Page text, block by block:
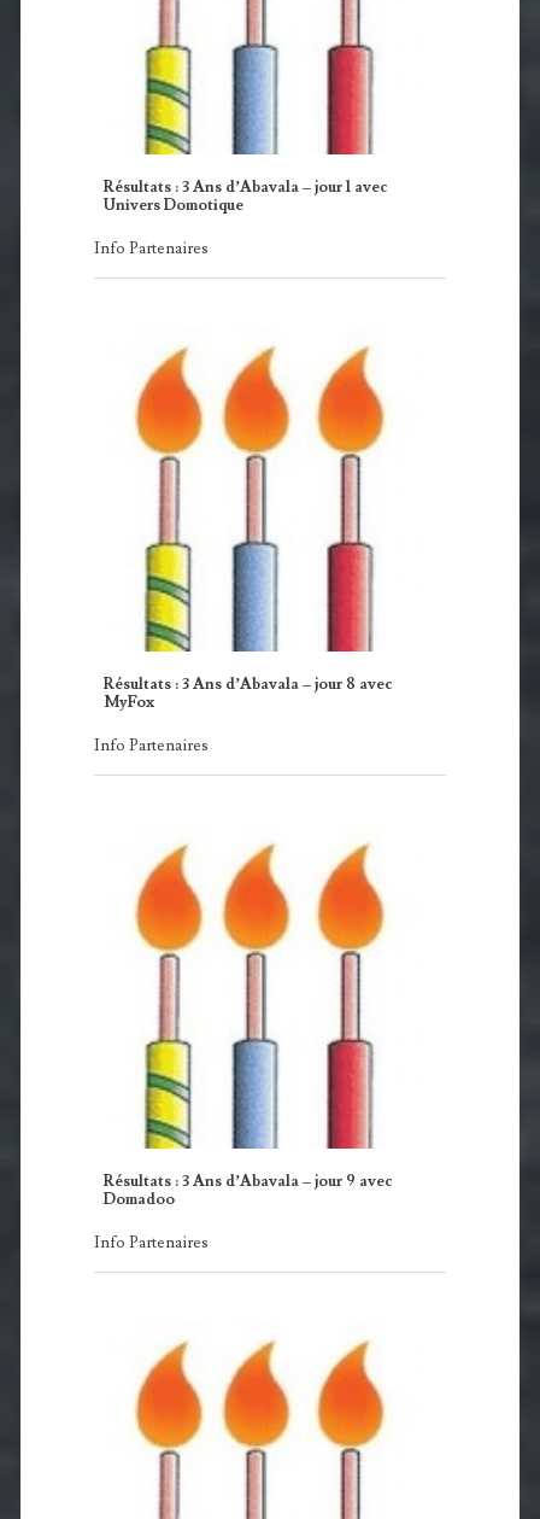
Résultats : 3 Ans d’Abavala – jour 1 avec
Univers Domotique
Info Partenaires
Résultats : 3 Ans d’Abavala – jour 8 avec
MyFox
Info Partenaires
Résultats : 3 Ans d’Abavala – jour 9 avec
Domadoo
Info Partenaires